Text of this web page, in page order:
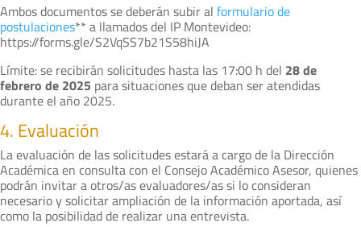
Ambos documentos se deberán subir al formulario de
postulaciones** a llamados del IP Montevideo:
https://forms.gle/S2VqSS7b21S58hiJA
Límite: se recibirán solicitudes hasta las 17:00 h del 28 de
febrero de 2025 para situaciones que deban ser atendidas
durante el año 2025.
4. Evaluación
La evaluación de las solicitudes estará a cargo de la Dirección
Académica en consulta con el Consejo Académico Asesor, quienes
podrán invitar a otros/as evaluadores/as si lo consideran
necesario y solicitar ampliación de la información aportada, así
como la posibilidad de realizar una entrevista.